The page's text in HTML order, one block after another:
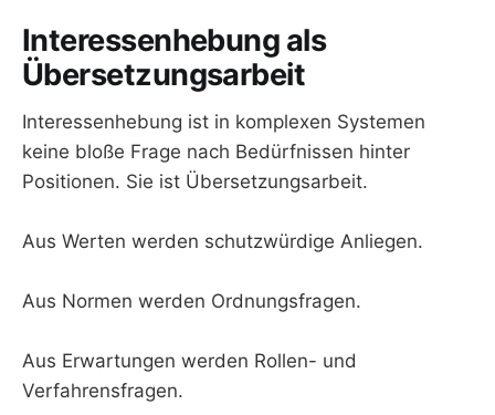
Interessenhebung als
Übersetzungsarbeit
Interessenhebung ist in komplexen Systemen
keine bloße Frage nach Bedürfnissen hinter
Positionen. Sie ist Übersetzungsarbeit.
Aus Werten werden schutzwürdige Anliegen.
Aus Normen werden Ordnungsfragen.
Aus Erwartungen werden Rollen- und
Verfahrensfragen.